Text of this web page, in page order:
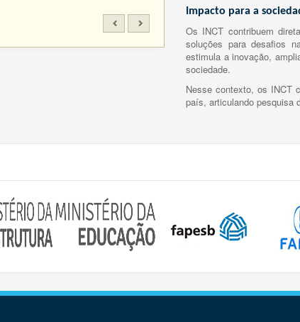
Impacto para a
Os INCT contribuem
soluções para desafios
estimula a inovação,
sociedade.
Nesse contexto, os INCT
país, articulando pesquisa